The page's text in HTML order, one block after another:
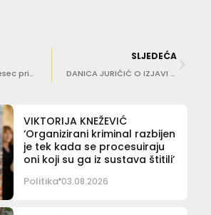
Malta će idući mjesec priznati Palestinu, a Hrvatska još uvijek ništa?!
SLJEDEĆA
DANICA JURIČIĆ O IZJAVI HAJDAŠA DONČIĆA Ova izjava nije lapsus. Ona je sljepoća muške privilegije
VIKTORIJA KNEŽEVIĆ
‘Organizirani kriminal razbijen
je tek kada se procesuiraju
oni koji su ga iz sustava štitili’
Politika 03.08.2026